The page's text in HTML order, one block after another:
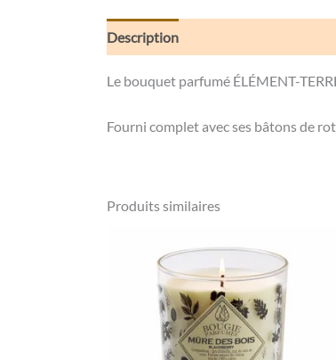
Description
Le bouquet parfumé ÉLÉMENT-
Fourni complet avec ses bâtons de
Produits similaires